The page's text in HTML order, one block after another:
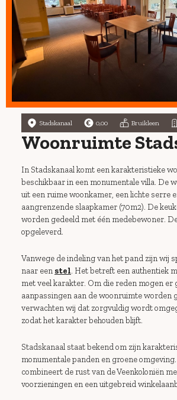
Woonruimte
Stadskanaal 0,00 Bruikleen
In Stadskanaal komt een karakteristieke
beschikbaar in een monumentale villa. De
uit een ruime woonkamer, een lichte serre
aangrenzende slaapkamer (70m2). De
worden gedeeld met één medebewoner.
opgeleverd.
Vanwege de indeling van het pand zijn wij
naar een stel. Het betreft een authentiek
met veel karakter. Om die reden mogen er
aanpassingen aan de woonruimte worden
verwachten wij dat zorgvuldig wordt
zodat het karakter behouden blijft.
Stadskanaal staat bekend om zijn
monumentale panden en groene
combineert de rust van de Veenkoloniën
voorzieningen en een uitgebreid